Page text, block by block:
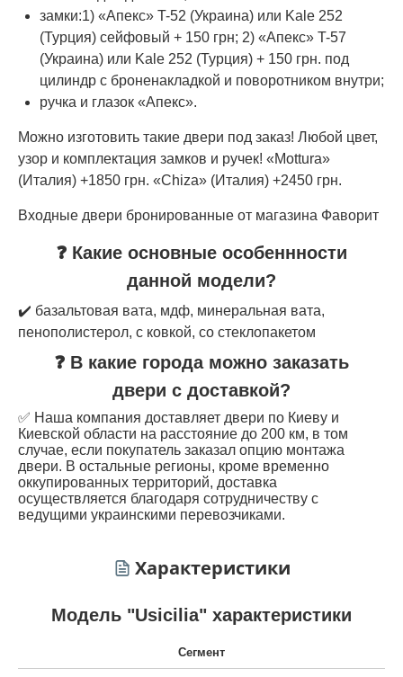
замки:1) «Апекс» T-52 (Украина) или Kale 252
(Турция) сейфовый + 150 грн; 2) «Апекс» T-57
(Украина) или Kale 252 (Турция) + 150 грн. под
цилиндр с броненакладкой и поворотником внутри;
ручка и глазок «Апекс».
Можно изготовить такие двери под заказ! Любой цвет,
узор и комплектация замков и ручек! «Mottura»
(Италия) +1850 грн. «Chiza» (Италия) +2450 грн.
Входные двери бронированные от магазина Фаворит
❓ Какие основные особеннности
данной модели?
✔️ базальтовая вата, мдф, минеральная вата,
пенополистерол, с ковкой, со стеклопакетом
❓ В какие города можно заказать
двери с доставкой?
✅ Наша компания доставляет двери по Киеву и
Киевской области на расстояние до 200 км, в том
случае, если покупатель заказал опцию монтажа
двери. В остальные регионы, кроме временно
оккупированных территорий, доставка
осуществляется благодаря сотрудничеству с
ведущими украинскими перевозчиками.
Характеристики
Модель "Usicilia" характеристики
Сегмент